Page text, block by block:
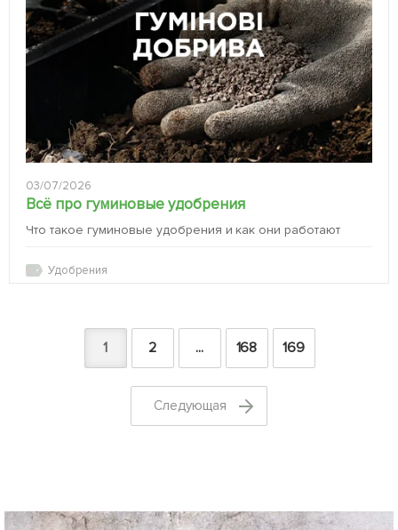
03/07/2026
Всё про гуминовые удобрения
Что такое гуминовые удобрения и как они работают
Удобрения
1 2 ... 168 169
Cледующая